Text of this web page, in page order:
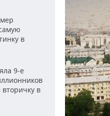
в
9-е
в